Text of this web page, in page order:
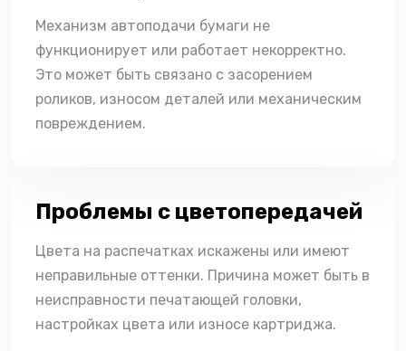
Механизм автоподачи бумаги не
функционирует или работает некорректно.
Это может быть связано с засорением
роликов, износом деталей или механическим
повреждением.
Проблемы с цветопередачей
Цвета на распечатках искажены или имеют
неправильные оттенки. Причина может быть в
неисправности печатающей головки,
настройках цвета или износе картриджа.